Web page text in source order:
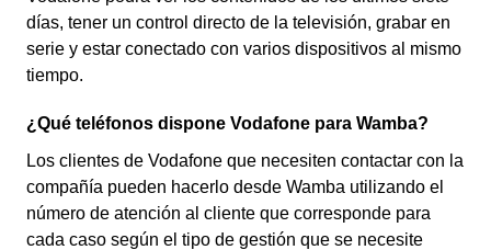
días, tener un control directo de la televisión, grabar en
serie y estar conectado con varios dispositivos al mismo
tiempo.
¿Qué teléfonos dispone Vodafone para Wamba?
Los clientes de Vodafone que necesiten contactar con la
compañía pueden hacerlo desde Wamba utilizando el
número de atención al cliente que corresponde para
cada caso según el tipo de gestión que se necesite